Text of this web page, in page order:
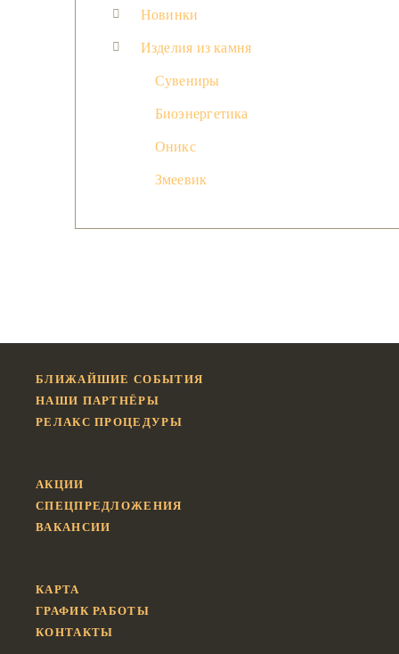
Новинки
Изделия из камня
Сувениры
Биоэнергетика
Оникс
Змеевик
БЛИЖАЙШИЕ СОБЫТИЯ
НАШИ ПАРТНЁРЫ
РЕЛАКС ПРОЦЕДУРЫ
АКЦИИ
СПЕЦПРЕДЛОЖЕНИЯ
ВАКАНСИИ
КАРТА
ГРАФИК РАБОТЫ
КОНТАКТЫ